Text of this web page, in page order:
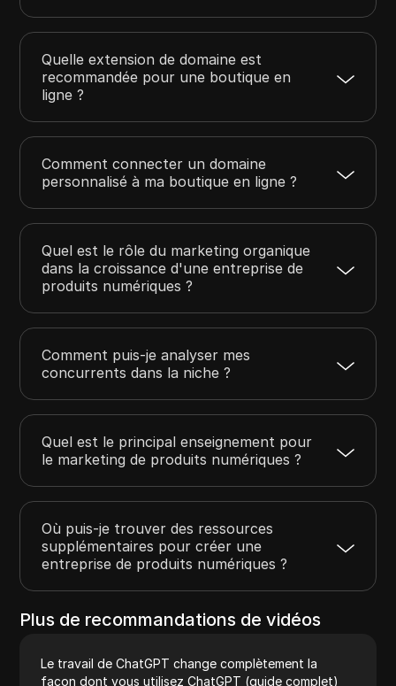
Quelle extension de domaine est
recommandée pour une boutique en
ligne ?
Comment connecter un domaine
personnalisé à ma boutique en ligne ?
Quel est le rôle du marketing organique
dans la croissance d'une entreprise de
produits numériques ?
Comment puis-je analyser mes
concurrents dans la niche ?
Quel est le principal enseignement pour
le marketing de produits numériques ?
Où puis-je trouver des ressources
supplémentaires pour créer une
entreprise de produits numériques ?
Plus de recommandations de vidéos
Le travail de ChatGPT change complètement la
façon dont vous utilisez ChatGPT (guide complet)